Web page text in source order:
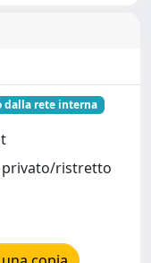
dalla rete interna
privato/ristretto